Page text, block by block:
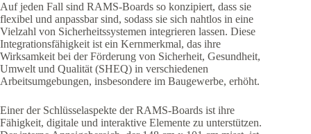
Auf jeden Fall sind RAMS-Boards so konzipiert, dass sie
flexibel und anpassbar sind, sodass sie sich nahtlos in eine
Vielzahl von Sicherheitssystemen integrieren lassen. Diese
Integrationsfähigkeit ist ein Kernmerkmal, das ihre
Wirksamkeit bei der Förderung von Sicherheit, Gesundheit,
Umwelt und Qualität (SHEQ) in verschiedenen
Arbeitsumgebungen, insbesondere im Baugewerbe, erhöht.
Einer der Schlüsselaspekte der RAMS-Boards ist ihre
Fähigkeit, digitale und interaktive Elemente zu unterstützen.